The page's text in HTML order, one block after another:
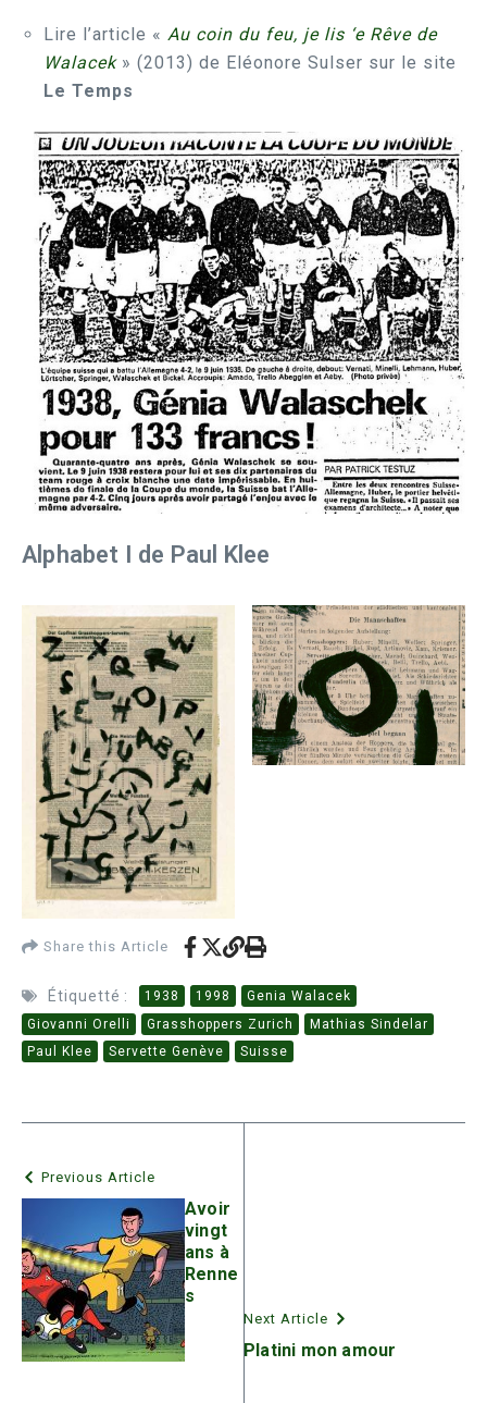
Lire l’article « Au coin du feu, je lis ‘e Rêve de
Walacek» (2013) de Eléonore Sulser sur le site
Le Temps
Alphabet I de Paul Klee
Share this Article
Étiquetté : 1938 1998
Genia Walacek
Giovanni Orelli
Grasshoppers Zurich
Mathias Sindelar
Paul Klee
Servette Genève Suisse
Previous Article
Avoir
vingt
ans à
Renne
s
Next Article
Platini mon amour